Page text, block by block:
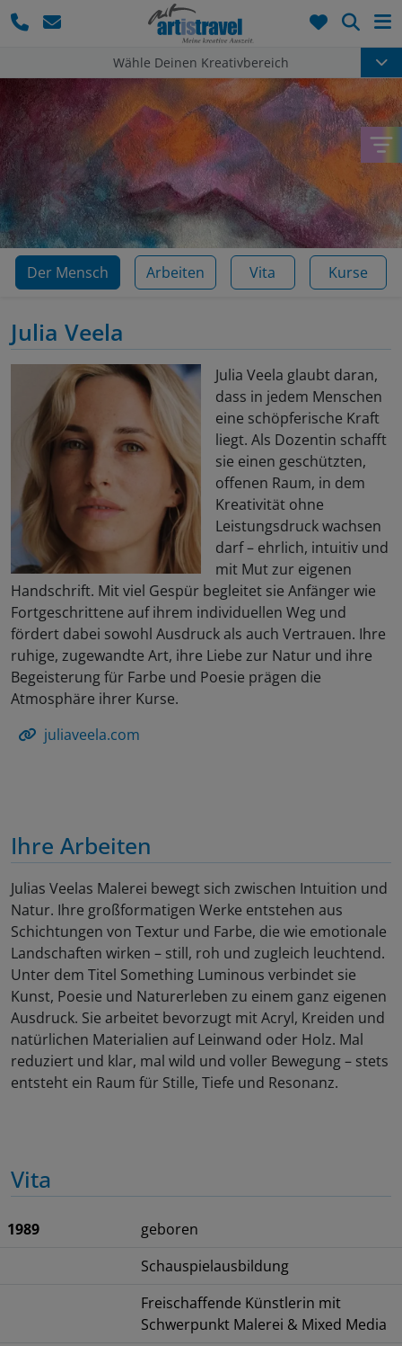
Wähle Deinen Kreativbereich
Der Mensch Arbeiten Vita Kurse
Julia Veela
Julia Veela glaubt daran,
dass in jedem Menschen
eine schöpferische Kraft
liegt. Als Dozentin schafft
sie einen geschützten,
offenen Raum, in dem
Kreativität ohne
Leistungsdruck wachsen
darf – ehrlich, intuitiv und
mit Mut zur eigenen
Handschrift. Mit viel Gespür begleitet sie Anfänger wie
Fortgeschrittene auf ihrem individuellen Weg und
fördert dabei sowohl Ausdruck als auch Vertrauen. Ihre
ruhige, zugewandte Art, ihre Liebe zur Natur und ihre
Begeisterung für Farbe und Poesie prägen die
Atmosphäre ihrer Kurse.
juliaveela.com
Ihre Arbeiten
Julias Veelas Malerei bewegt sich zwischen Intuition und
Natur. Ihre großformatigen Werke entstehen aus
Schichtungen von Textur und Farbe, die wie emotionale
Landschaften wirken – still, roh und zugleich leuchtend.
Unter dem Titel Something Luminous verbindet sie
Kunst, Poesie und Naturerleben zu einem ganz eigenen
Ausdruck. Sie arbeitet bevorzugt mit Acryl, Kreiden und
natürlichen Materialien auf Leinwand oder Holz. Mal
reduziert und klar, mal wild und voller Bewegung – stets
entsteht ein Raum für Stille, Tiefe und Resonanz.
Vita
1989
geboren
Schauspielausbildung
Freischaffende Künstlerin mit
Schwerpunkt Malerei & Mixed Media